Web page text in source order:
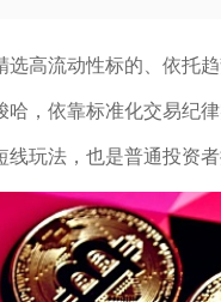
高流动性标的、依托
，依靠标准化交易纪
玩法，也是普通投资